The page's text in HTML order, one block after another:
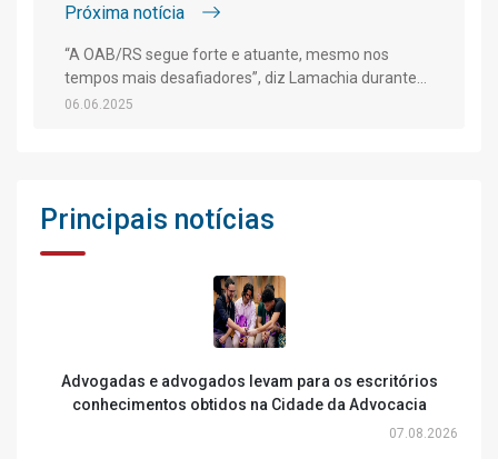
Próxima notícia
“A OAB/RS segue forte e atuante, mesmo nos
tempos mais desafiadores”, diz Lamachia durante
cerimônia de posse em Canguçu
06.06.2025
Principais notícias
Advogadas e advogados levam para os escritórios
conhecimentos obtidos na Cidade da Advocacia
07.08.2026